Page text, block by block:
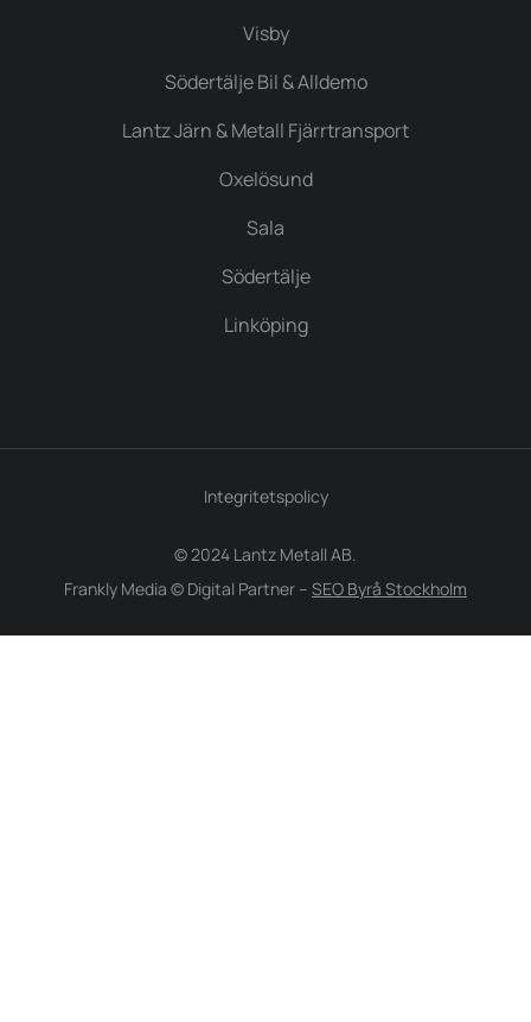
Visby
Södertälje Bil & Alldemo
Lantz Järn & Metall Fjärrtransport
Oxelösund
Sala
Södertälje
Linköping
© 2024 Lantz Metall AB.
Frankly Media © Digital Partner – SEO Byrå Stockholm
Integritetspolicy